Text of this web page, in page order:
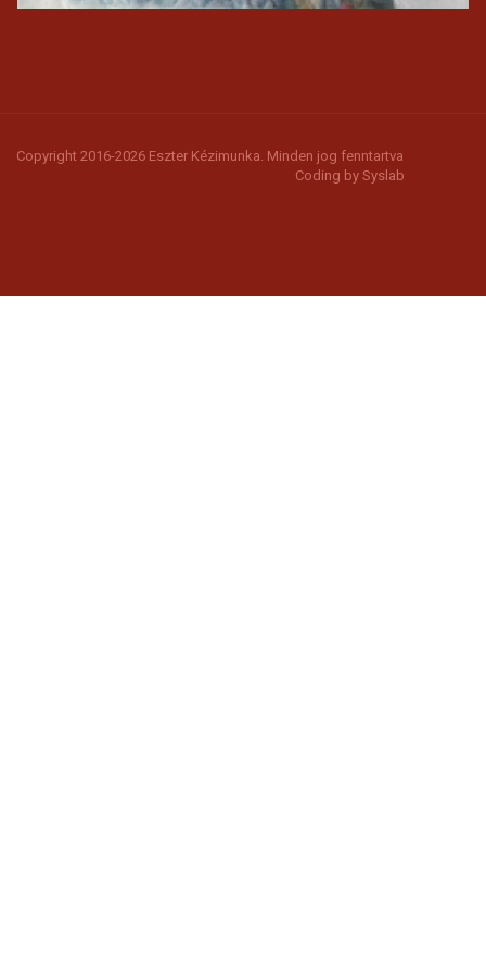
Copyright 2016-2026 Eszter Kézimunka. Minden jog fenntartva
Coding by Syslab